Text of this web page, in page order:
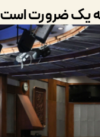
یک ضرورت است